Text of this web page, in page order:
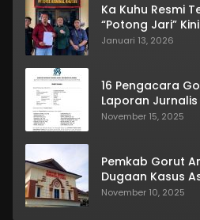
Ka Kuhu Resmi
“Potong Jari”
Januari 13, 2026
16 Pengacara
Laporan Jurnalis
November 15, 2025
Pemkab Gorut
Dugaan Kasus
November 10, 2025